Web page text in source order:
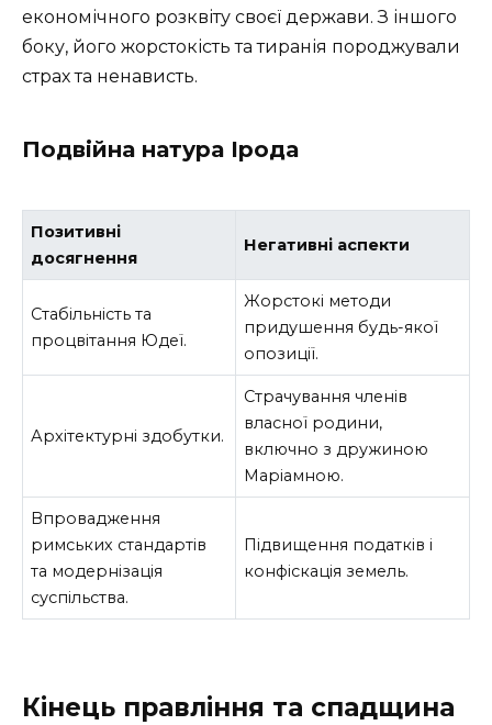
економічного розквіту своєї держави. З іншого
боку, його жорстокість та тиранія породжували
страх та ненависть.
Подвійна натура Ірода
Позитивні
досягнення
Негативні аспекти
Стабільність та
процвітання Юдеї.
Жорстокі методи
придушення будь-якої
опозиції.
Архітектурні здобутки.
Страчування членів
власної родини,
включно з дружиною
Маріамною.
Впровадження
римських стандартів
та модернізація
суспільства.
Підвищення податків і
конфіскація земель.
Кінець правління та спадщина